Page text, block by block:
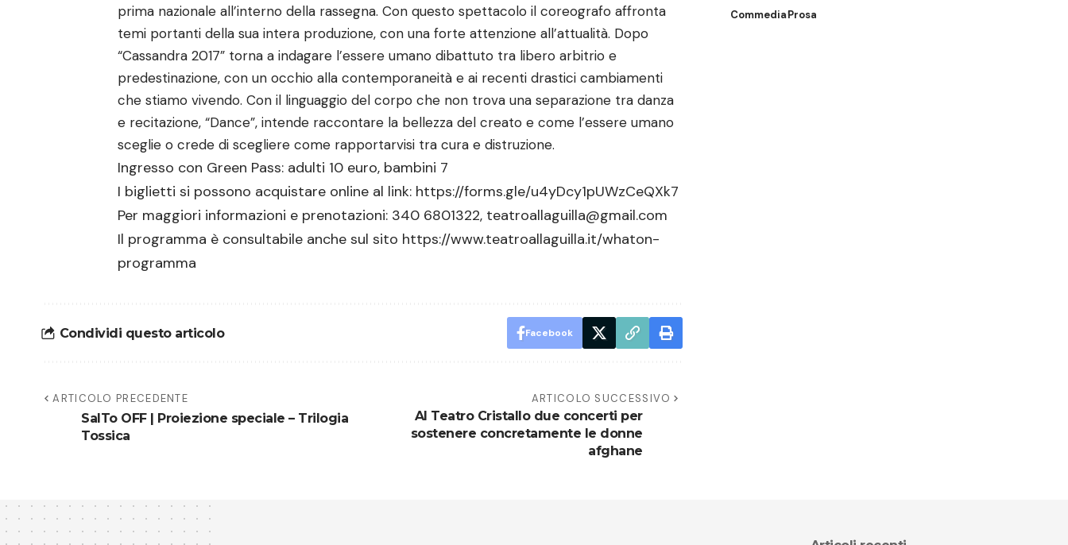
prima nazionale all’interno della rassegna. Con questo spettacolo il coreografo affronta
temi portanti della sua intera produzione, con una forte attenzione all’attualità. Dopo
“Cassandra 2017” torna a indagare l’essere umano dibattuto tra libero arbitrio e
predestinazione, con un occhio alla contemporaneità e ai recenti drastici cambiamenti
che stiamo vivendo. Con il linguaggio del corpo che non trova una separazione tra danza
e recitazione, “Dance”, intende raccontare la bellezza del creato e come l’essere umano
sceglie o crede di scegliere come rapportarvisi tra cura e distruzione.
Ingresso con Green Pass: adulti 10 euro, bambini 7
I biglietti si possono acquistare online al link: https://forms.gle/u4yDcy1pUWzCeQXk7
Per maggiori informazioni e prenotazioni: 340 6801322, teatroallaguilla@gmail.com
Il programma è consultabile anche sul sito https://www.teatroallaguilla.it/whaton-
programma
Condividi questo articolo Facebook
ARTICOLO PRECEDENTE
SalTo OFF | Proiezione speciale – Trilogia
Tossica
ARTICOLO SUCCESSIVO
Al Teatro Cristallo due concerti per
sostenere concretamente le donne
afghane
CommediaProsa